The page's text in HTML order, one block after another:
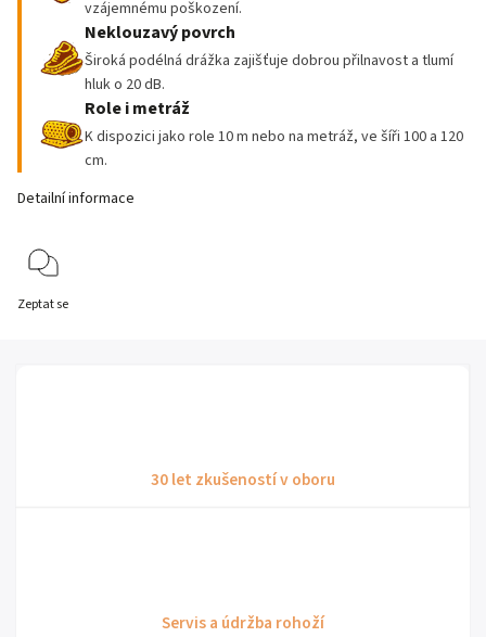
vzájemnému poškození.
Neklouzavý povrch
Široká podélná drážka zajišťuje dobrou přilnavost a tlumí
hluk o 20 dB.
Role i metráž
K dispozici jako role 10 m nebo na metráž, ve šíři 100 a 120
cm.
Detailní informace
Zeptat se
30 let zkušeností v oboru
Servis a údržba rohoží